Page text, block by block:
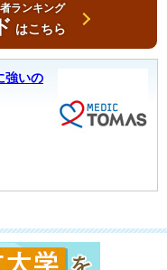
ランキング
はこちら